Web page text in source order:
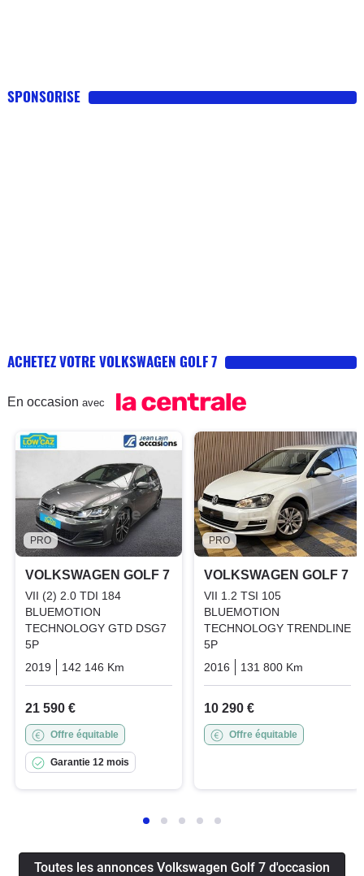
SPONSORISE
ACHETEZ VOTRE VOLKSWAGEN GOLF 7
En occasion avec
PRO
VOLKSWAGEN GOLF 7
VII (2) 2.0 TDI 184
BLUEMOTION
TECHNOLOGY GTD DSG7
5P
2019
142 146 Km Diesel
21 590 €
Offre équitable
Garantie 12 mois
PRO
VOLKSWAGEN GOLF 7
VII 1.2 TSI 105
BLUEMOTION
TECHNOLOGY TRENDLINE
5P
2016
131 800 Km
10 290 €
Offre équitable
Toutes les annonces Volkswagen Golf 7 d'occasion